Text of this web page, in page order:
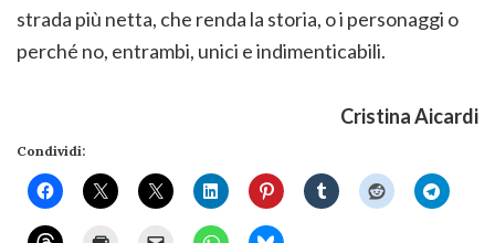
strada più netta, che renda la storia, o i personaggi o
perché no, entrambi, unici e indimenticabili.
Cristina Aicardi
Condividi: